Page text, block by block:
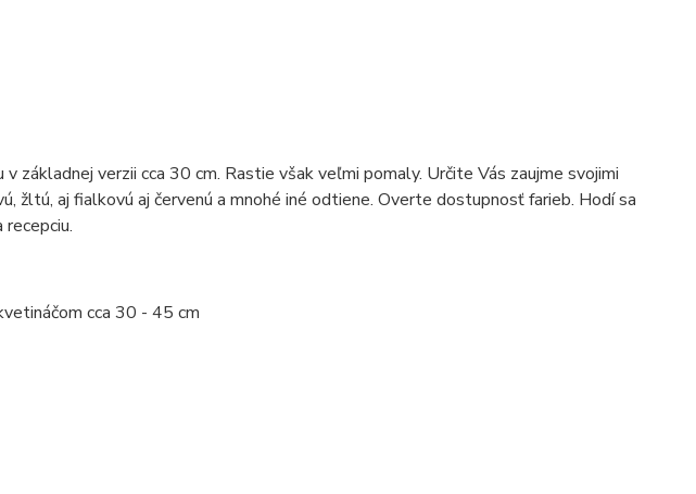
základnej verzii cca 30 cm. Rastie však veľmi pomaly. Určite Vás zaujme svojimi
žltú, aj fialkovú aj červenú a mnohé iné odtiene. Overte dostupnosť farieb. Hodí sa
cca 30 - 45 cm